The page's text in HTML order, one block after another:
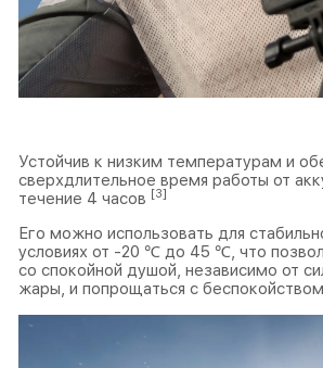
Устойчив к низким температурам и
сверхдлительное время работы от
течение 4 часов [3]
Его можно использовать для
условиях от -20 ℃ до 45 ℃, что
со спокойной душой, независимо от
жары, и попрощаться с